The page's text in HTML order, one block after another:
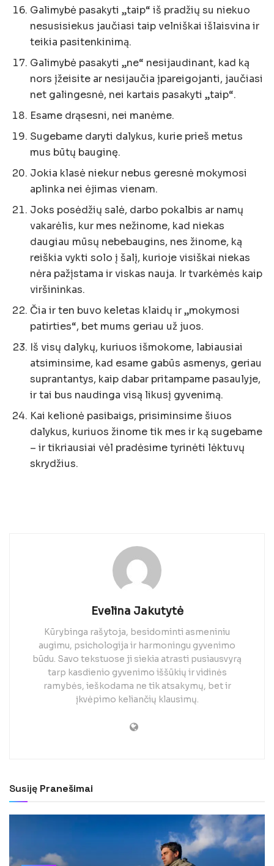
Galimybė pasakyti „taip“ iš pradžių su niekuo
nesusisiekus jaučiasi taip velniškai išlaisvina ir
teikia pasitenkinimą.
Galimybė pasakyti „ne“ nesijaudinant, kad ką
nors įžeisite ar nesijaučia įpareigojanti, jaučiasi
net galingesnė, nei kartais pasakyti „taip“.
Esame drąsesni, nei manėme.
Sugebame daryti dalykus, kurie prieš metus
mus būtų bauginę.
Jokia klasė niekur nebus geresnė mokymosi
aplinka nei ėjimas vienam.
Joks posėdžių salė, darbo pokalbis ar namų
vakarėlis, kur mes nežinome, kad niekas
daugiau mūsų nebebaugins, nes žinome, ką
reiškia vykti solo į šalį, kurioje visiškai niekas
nėra pažįstama ir viskas nauja. Ir tvarkėmės kaip
viršininkas.
Čia ir ten buvo keletas klaidų ir „mokymosi
patirties“, bet mums geriau už juos.
Iš visų dalykų, kuriuos išmokome, labiausiai
atsiminsime, kad esame gabūs asmenys, geriau
suprantantys, kaip dabar pritampame pasaulyje,
ir tai bus naudinga visą likusį gyvenimą.
Kai kelionė pasibaigs, prisiminsime šiuos
dalykus, kuriuos žinome tik mes ir ką sugebame
– ir tikriausiai vėl pradėsime tyrinėti lėktuvų
skrydžius.
Evelina Jakutytė
Kūrybinga rašytoja, besidominti asmeniniu
augimu, psichologija ir harmoningu gyvenimo
būdu. Savo tekstuose ji siekia atrasti pusiausvyrą
tarp kasdienio gyvenimo iššūkių ir vidinės
ramybės, ieškodama ne tik atsakymų, bet ir
įkvėpimo keliančių klausimų.
Susiję Pranešimai